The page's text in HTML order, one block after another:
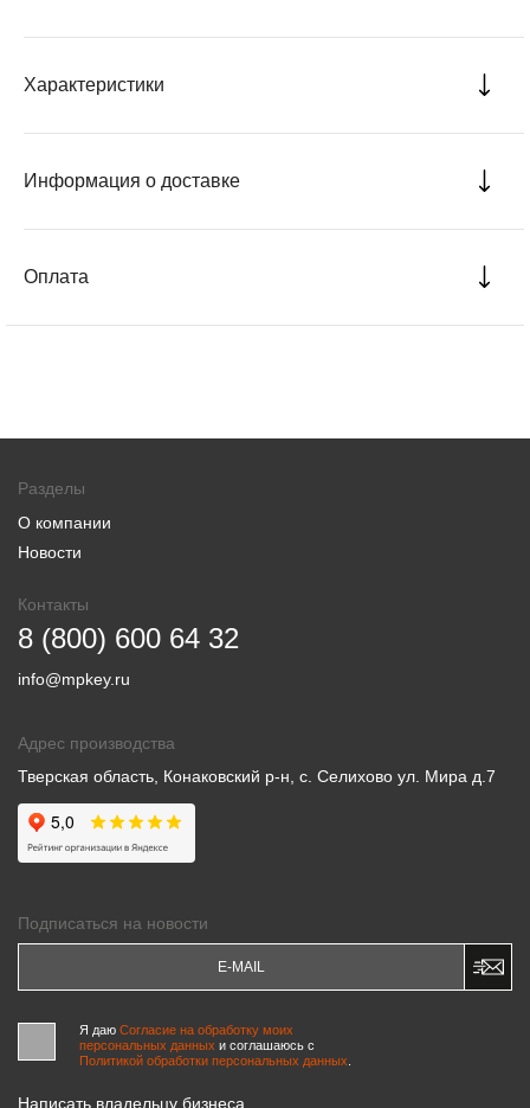
Характеристики
Информация о доставке
Оплата
Разделы
О компании
Новости
Контакты
8 (800) 600 64 32
info@mpkey.ru
Адрес производства
Тверская область, Конаковский р-н, с. Селихово ул. Мира д.7
Подписаться на новости
Я даю Согласие на обработку моих
персональных данных и соглашаюсь c
Политикой обработки персональных данных
Написать владельцу бизнеса